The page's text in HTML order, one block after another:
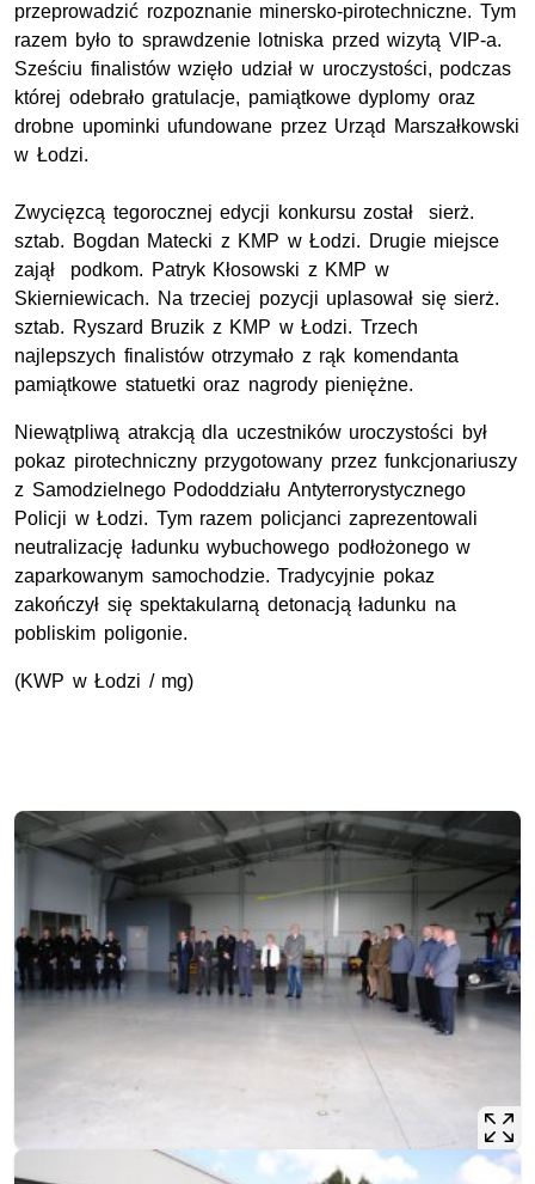
przeprowadzić rozpoznanie minersko-pirotechniczne. Tym
razem było to sprawdzenie lotniska przed wizytą VIP-a.
Sześciu finalistów wzięło udział w uroczystości, podczas
której odebrało gratulacje, pamiątkowe dyplomy oraz
drobne upominki ufundowane przez Urząd Marszałkowski
w Łodzi.
Zwycięzcą tegorocznej edycji konkursu został sierż.
sztab. Bogdan Matecki z KMP w Łodzi. Drugie miejsce
zajął podkom. Patryk Kłosowski z KMP w
Skierniewicach. Na trzeciej pozycji uplasował się sierż.
sztab. Ryszard Bruzik z KMP w Łodzi. Trzech
najlepszych finalistów otrzymało z rąk komendanta
pamiątkowe statuetki oraz nagrody pieniężne.
Niewątpliwą atrakcją dla uczestników uroczystości był
pokaz pirotechniczny przygotowany przez funkcjonariuszy
z Samodzielnego Pododdziału Antyterrorystycznego
Policji w Łodzi. Tym razem policjanci zaprezentowali
neutralizację ładunku wybuchowego podłożonego w
zaparkowanym samochodzie. Tradycyjnie pokaz
zakończył się spektakularną detonacją ładunku na
pobliskim poligonie.
(KWP w Łodzi / mg)